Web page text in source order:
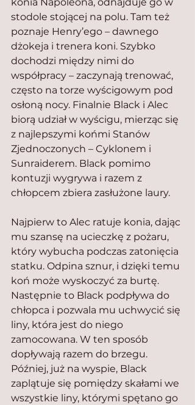
stodole stojącej na polu. Tam też
poznaje Henry’ego – dawnego
dżokeja i trenera koni. Szybko
dochodzi między nimi do
współpracy – zaczynają trenować,
często na torze wyścigowym pod
osłoną nocy. Finalnie Black i Alec
biorą udział w wyścigu, mierząc się
z najlepszymi końmi Stanów
Zjednoczonych – Cyklonem i
Sunraiderem. Black pomimo
kontuzji wygrywa i razem z
chłopcem zbiera zasłużone laury.
Najpierw to Alec ratuje konia, dając
mu szansę na ucieczkę z pożaru,
który wybucha podczas zatonięcia
statku. Odpina sznur, i dzięki temu
koń może wyskoczyć za burtę.
Następnie to Black podpływa do
chłopca i pozwala mu uchwycić się
liny, która jest do niego
zamocowana. W ten sposób
dopływają razem do brzegu.
Później, już na wyspie, Black
zaplątuje się pomiędzy skałami we
wszystkie liny, którymi spętano go